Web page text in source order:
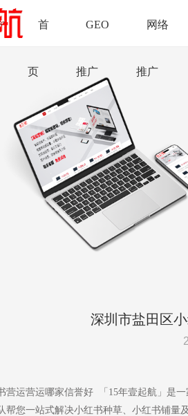
首
页
GEO
推广
网络
推广
深圳市盐田区
营运营运哪家信誉好 「15年壹起航」是
帮您一站式解决小红书种草、小红书铺量